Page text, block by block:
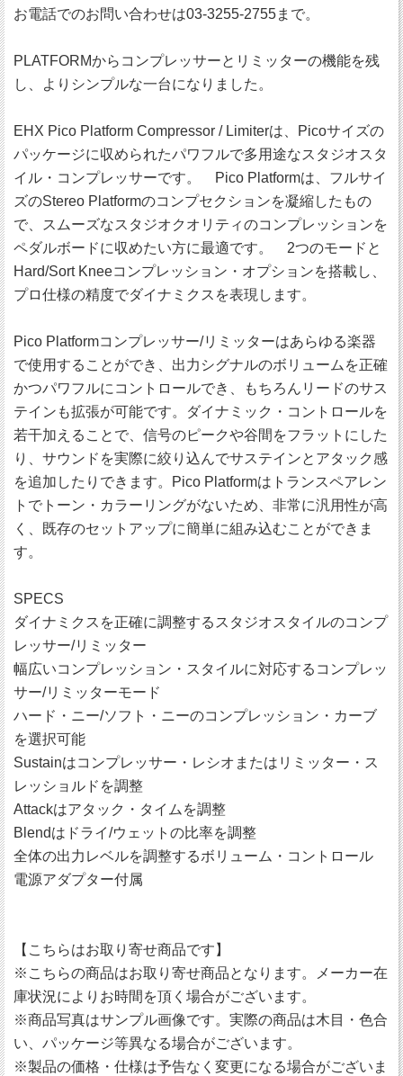
お電話でのお問い合わせは03-3255-2755まで。
PLATFORMからコンプレッサーとリミッターの機能を残
し、よりシンプルな一台になりました。
EHX Pico Platform Compressor / Limiterは、Picoサイズの
パッケージに収められたパワフルで多用途なスタジオスタ
イル・コンプレッサーです。 Pico Platformは、フルサイ
ズのStereo Platformのコンプセクションを凝縮したもの
で、スムーズなスタジオクオリティのコンプレッションを
ペダルボードに収めたい方に最適です。 2つのモードと
Hard/Sort Kneeコンプレッション・オプションを搭載し、
プロ仕様の精度でダイナミクスを表現します。
Pico Platformコンプレッサー/リミッターはあらゆる楽器
で使用することができ、出力シグナルのボリュームを正確
かつパワフルにコントロールでき、もちろんリードのサス
テインも拡張が可能です。ダイナミック・コントロールを
若干加えることで、信号のピークや谷間をフラットにした
り、サウンドを実際に絞り込んでサステインとアタック感
を追加したりできます。Pico Platformはトランスペアレン
トでトーン・カラーリングがないため、非常に汎用性が高
く、既存のセットアップに簡単に組み込むことができま
す。
SPECS
ダイナミクスを正確に調整するスタジオスタイルのコンプ
レッサー/リミッター
幅広いコンプレッション・スタイルに対応するコンプレッ
サー/リミッターモード
ハード・ニー/ソフト・ニーのコンプレッション・カーブ
を選択可能
Sustainはコンプレッサー・レシオまたはリミッター・ス
レッショルドを調整
Attackはアタック・タイムを調整
Blendはドライ/ウェットの比率を調整
全体の出力レベルを調整するボリューム・コントロール
電源アダプター付属
【こちらはお取り寄せ商品です】
※こちらの商品はお取り寄せ商品となります。メーカー在
庫状況によりお時間を頂く場合がございます。
※商品写真はサンプル画像です。実際の商品は木目・色合
い、パッケージ等異なる場合がございます。
※製品の価格・仕様は予告なく変更になる場合がございま